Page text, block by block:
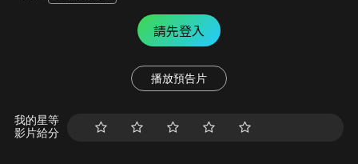
請先登入
播放預告片
我的星等
影片給分